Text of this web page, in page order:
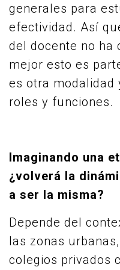
generales para
efectividad. Así
del docente no ha
mejor esto es
es otra modalidad
roles y funciones.
Imaginando una
¿volverá la
a ser la misma?
Depende del
las zonas
colegios privados